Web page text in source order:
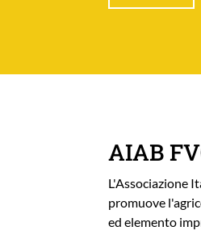
AIAB
L'Associazione
promuove
ed elemento